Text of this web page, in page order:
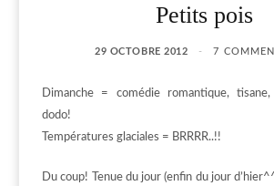
Petits pois
29 OCTOBRE 2012 7
Dimanche = comédie romantique,
dodo!
Températures glaciales = BRRRR..!!
Du coup! Tenue du jour (enfin du jour